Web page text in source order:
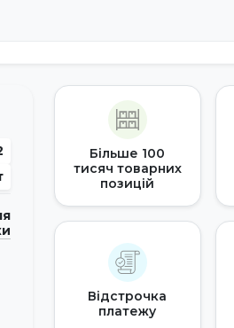
Більше 100
тисяч товарних
позицій
Відстрочка
платежу